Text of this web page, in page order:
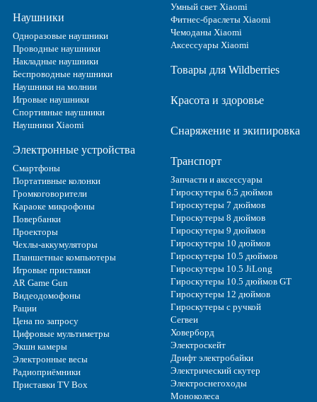
Наушники
Одноразовые наушники
Проводные наушники
Накладные наушники
Беспроводные наушники
Наушники на молнии
Игровые наушники
Спортивные наушники
Наушники Xiaomi
Электронные устройства
Смартфоны
Портативные колонки
Громкоговорители
Караоке микрофоны
Повербанки
Проекторы
Чехлы-аккумуляторы
Планшетные компьютеры
Игровые приставки
AR Game Gun
Видеодомофоны
Рации
Цена по запросу
Цифровые мультиметры
Экшн камеры
Электронные весы
Радиоприёмники
Приставки TV Box
Умный свет Xiaomi
Фитнес-браслеты Xiaomi
Чемоданы Xiaomi
Аксессуары Xiaomi
Товары для Wildberries
Красота и здоровье
Снаряжение и экипировка
Транспорт
Запчасти и аксессуары
Гироскутеры 6.5 дюймов
Гироскутеры 7 дюймов
Гироскутеры 8 дюймов
Гироскутеры 9 дюймов
Гироскутеры 10 дюймов
Гироскутеры 10.5 дюймов
Гироскутеры 10.5 JiLong
Гироскутеры 10.5 дюймов GT
Гироскутеры 12 дюймов
Гироскутеры с ручкой
Сегвеи
Ховерборд
Электроскейт
Дрифт электробайки
Электрический скутер
Электроснегоходы
Моноколеса